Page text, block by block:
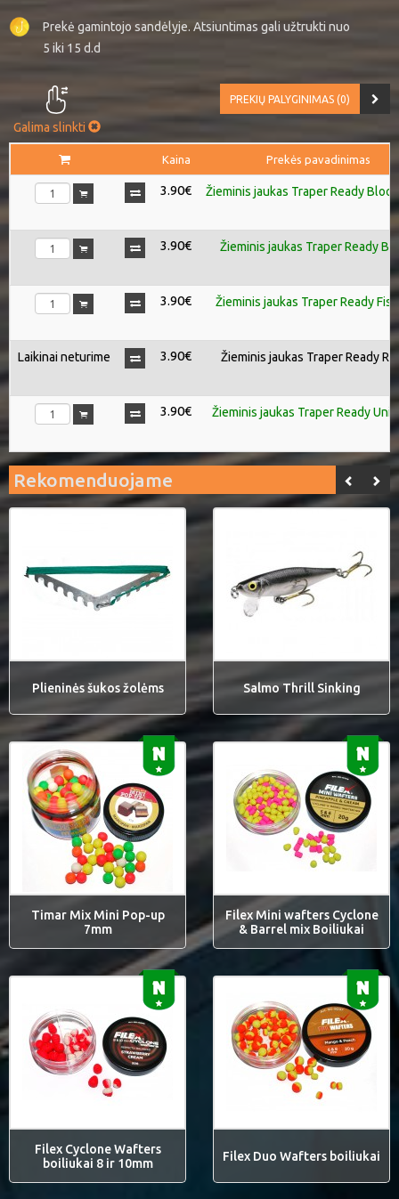
Prekė gamintojo sandėlyje. Atsiuntimas gali užtrukti nuo
5 iki 15 d.d
PREKIŲ PALYGINIMAS (0)
Galima slinkti
Kaina Prekės pavadinimas
3.90€ Žieminis jaukas Traper Ready
3.90€ Žieminis jaukas Traper Ready
3.90€ Žieminis jaukas Traper Ready
Laikinai neturime 3.90€ Žieminis jaukas Traper Ready
3.90€ Žieminis jaukas Traper Ready
Rekomenduojame
Plieninės šukos žolėms Salmo Thrill Sinking
Timar Mix Mini Pop-up
7mm
Filex Mini wafters Cyclone
& Barrel mix Boiliukai
Filex Cyclone Wafters
boiliukai 8 ir 10mm
Filex Duo Wafters boiliukai